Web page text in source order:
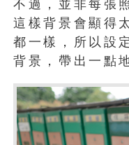
不過，並非每張
這樣背景會顯得
都一樣，所以設
背景，帶出一點